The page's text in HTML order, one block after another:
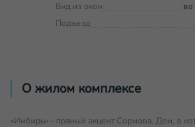
Вид из окон
во
Подъезд
О жилом комплексе
«Имбирь» - пряный акцент Сормова. Дом, в